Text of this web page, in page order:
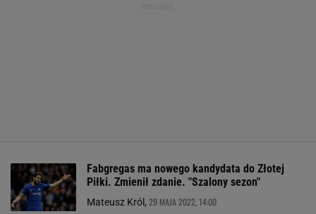
Fabgregas ma nowego kandydata do Złotej
Piłki. Zmienił zdanie. "Szalony sezon"
Mateusz Król, 29 MAJA 2022, 14:00